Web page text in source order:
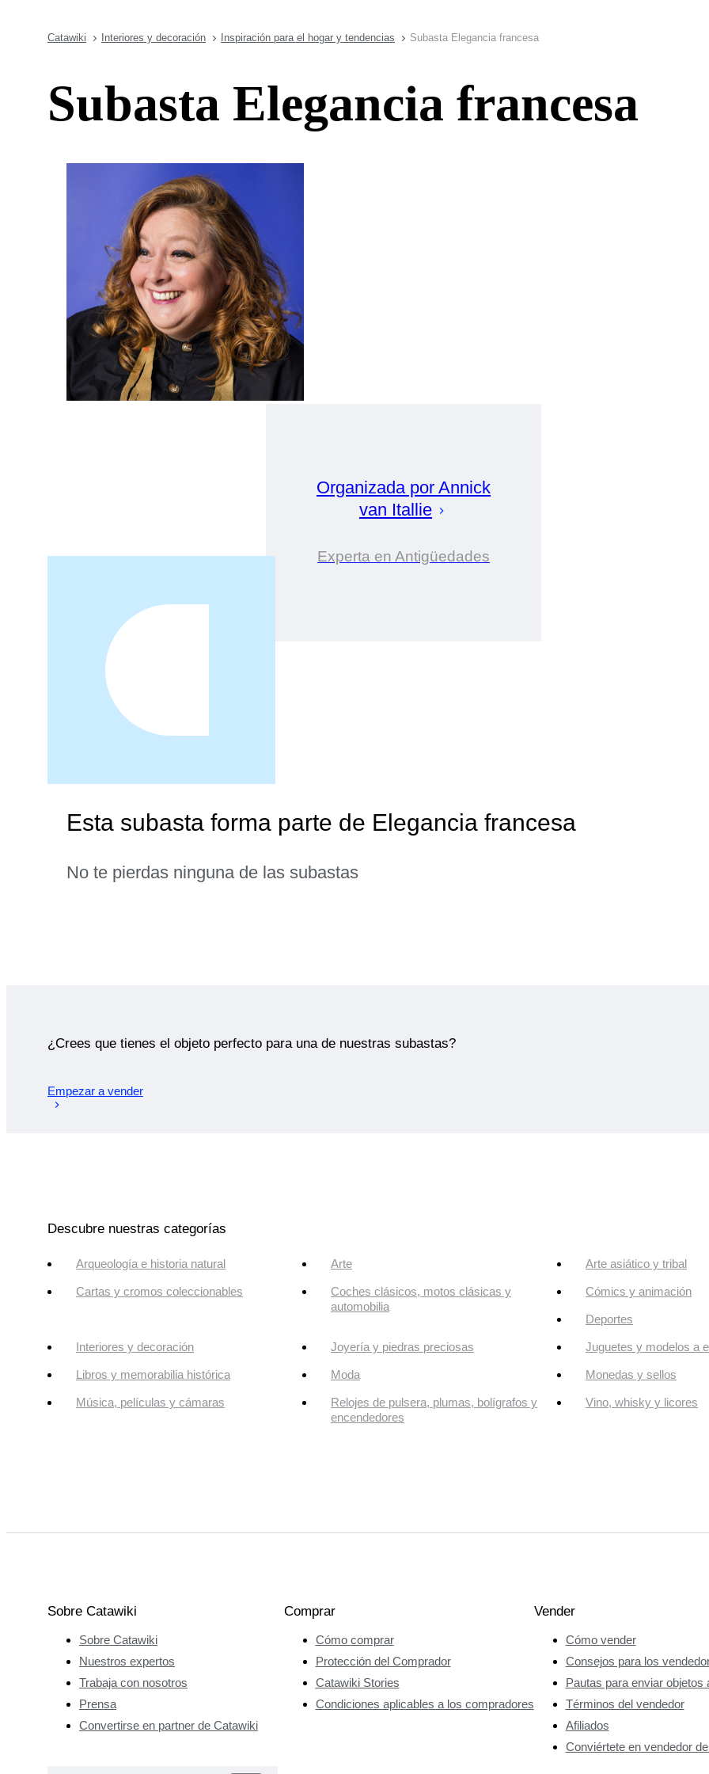
Catawiki Interiores y decoración Inspiración para el hogar y tendencias Subasta Elegancia francesa
Subasta Elegancia francesa
Organizada por Annick
van Itallie
Experta en Antigüedades
Esta subasta forma parte de Elegancia francesa
No te pierdas ninguna de las subastas
¿Crees que tienes el objeto perfecto para una de nuestras subastas?
Empezar a vender
Descubre nuestras categorías
Arqueología e historia natural Arte Arte asiático y tribal
Cartas y cromos coleccionables
Coches clásicos, motos clásicas y
automobilia
Cómics y animación
Deportes
Interiores y decoración Joyería y piedras preciosas Juguetes y modelos a
Libros y memorabilia histórica Moda Monedas y sellos
Música, películas y cámaras
Relojes de pulsera, plumas, bolígrafos y
encendedores
Vino, whisky y licores
Sobre Catawiki
Sobre Catawiki
Nuestros expertos
Trabaja con nosotros
Prensa
Convertirse en partner de Catawiki
Comprar
Cómo comprar
Protección del Comprador
Catawiki Stories
Condiciones aplicables a los compradores
Vender
Cómo vender
Consejos para los
Pautas para enviar objetos
Términos del vendedor
Afiliados
Conviértete en vendedor